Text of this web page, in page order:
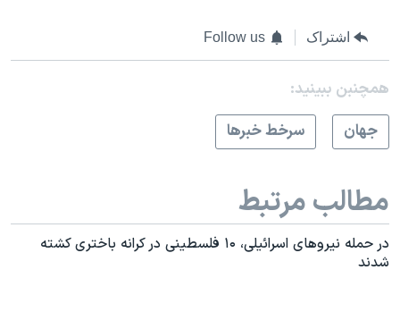
اشتراک Follow us
همچنبن ببینید:
جهان
سرخط خبرها
مطالب مرتبط
در حمله نیروهای اسرائيلی، ۱۰ فلسطینی در کرانه باختری کشته
شدند